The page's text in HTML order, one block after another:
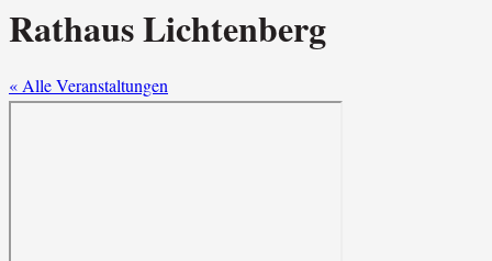
Rathaus Lichtenberg
« Alle Veranstaltungen